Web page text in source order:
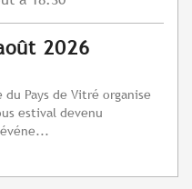
2026
du Pays de Vitré organise
estival devenu